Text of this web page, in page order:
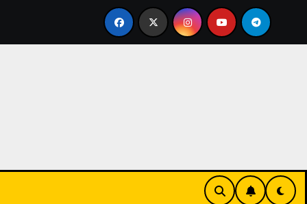
Tropical Life: How a Focused Chiropractor in Cairns